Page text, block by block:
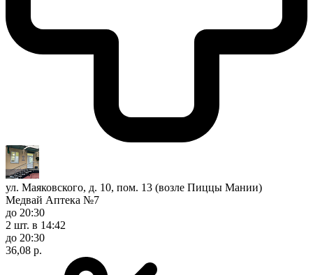
ул. Маяковского, д. 10, пом. 13 (возле Пиццы Мании)
Медвай Аптека №7
до 20:30
2 шт. в 14:42
до 20:30
36,08 р.